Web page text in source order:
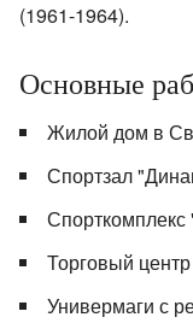
(1961-1964).
Основные
Жилой дом в
Спортзал
Торговый
Универмаги с